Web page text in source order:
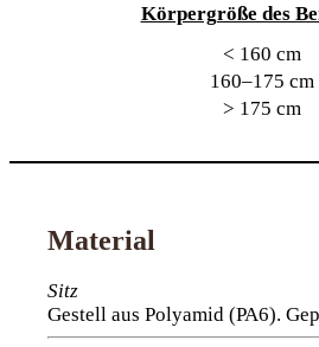
Körpergröße des
< 160 cm
160–175 cm
> 175 cm
Material
Sitz
Gestell aus Polyamid (PA6).